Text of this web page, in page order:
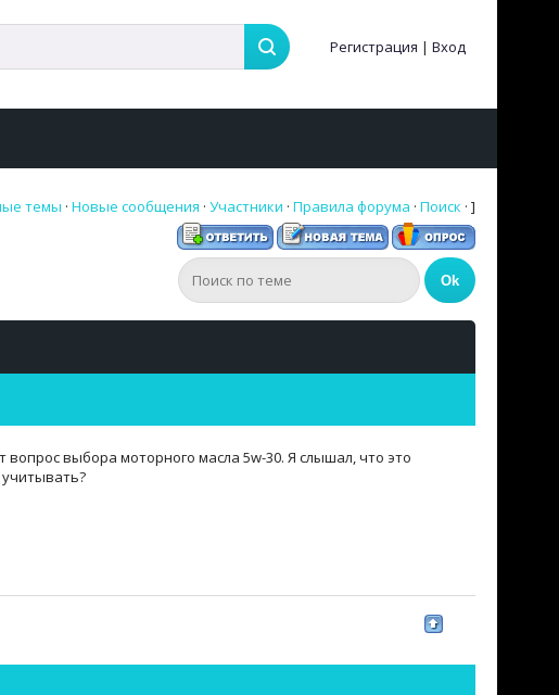
Регистрация | Вход
темы · Новые сообщения · Участники · Правила форума · Поиск · ]
выбора моторного масла 5w-30. Я слышал, что это